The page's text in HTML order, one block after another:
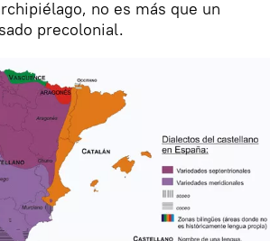
no es más que un
precolonial.